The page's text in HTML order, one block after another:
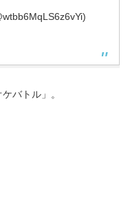
バトル」。